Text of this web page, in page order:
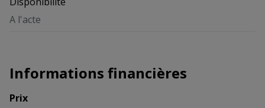
A l'acte
Informations financières
Prix